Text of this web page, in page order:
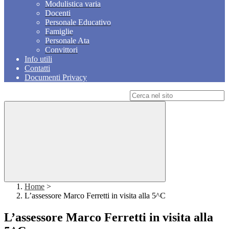
Modulistica varia
Docenti
Personale Educativo
Famiglie
Personale Ata
Convittori
Info utili
Contatti
Documenti Privacy
Home >
L’assessore Marco Ferretti in visita alla 5^C
L’assessore Marco Ferretti in visita alla